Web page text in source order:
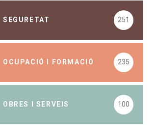
SEGURETAT 251
OCUPACIÓ I FORMACIÓ 235
OBRES I SERVEIS 100